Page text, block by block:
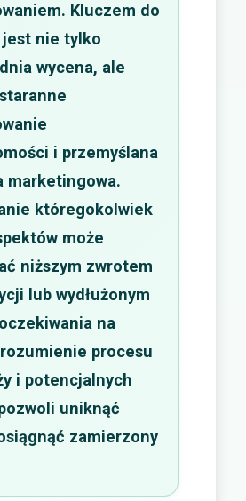
Kluczem do
nie tylko
wycena, ale
i przemyślana
marketingowa.
któregokolwiek
może
niższym zwrotem
lub wydłużonym
na
procesu
i potencjalnych
uniknąć
zamierzony